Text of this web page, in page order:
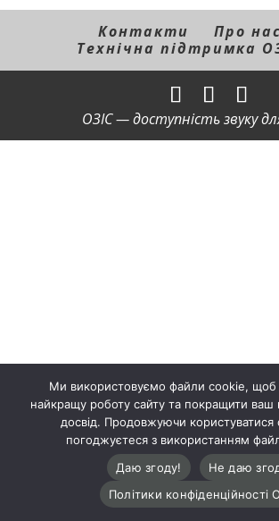
Контакти
Про нас
Технічна підтримка
ОЗІС — доступність звуку
Ми використовуємо файли cookie, щоб
найкращу роботу сайту та покращити ваш
досвід. Продовжуючи користуватися
погоджуєтеся з використанням
Даю згоду!
Не даю
Політики конфіденційності